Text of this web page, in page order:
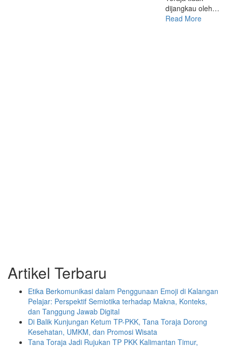
dijangkau oleh…
Read More
Artikel Terbaru
Etika Berkomunikasi dalam Penggunaan Emoji di Kalangan
Pelajar: Perspektif Semiotika terhadap Makna, Konteks,
dan Tanggung Jawab Digital
Di Balik Kunjungan Ketum TP-PKK, Tana Toraja Dorong
Kesehatan, UMKM, dan Promosi Wisata
Tana Toraja Jadi Rujukan TP PKK Kalimantan Timur,